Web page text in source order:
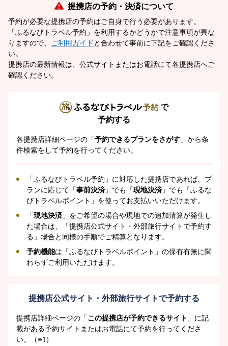
提携店の予約・決済について
予約が必要な提携店の予約はご自身で行う必要があります。
「ふるなびトラベル予約」を利用するかどうかで注意事項が異な
りますので、
ご利用ガイド と合わせて事前に下記をご確認くださ
い。
提携店の最新情報は、公式サイトまたはお電話にて各提携店へご
確認ください。
で
予約する
各提携店詳細ページの「予約できるプランをさがす 」から条
件検索をして予約を行ってください。
「ふるなびトラベル予約」に対応した提携店であれば、プ
ランに応じて「事前決済 」でも「現地決済 」でも「ふるな
びトラベルポイント」を使ってお支払いいただけます。
「現地決済 」をご希望の場合や現地での追加清算が発生し
た場合は、「提携店公式サイト・外部旅行サイトで予約す
る」場合と同様の手順でご精算となります。
予約機能は「ふるなびトラベルポイント」の保有有無に関
わらずご利用いただけます。
提携店公式サイト・外部旅行サイトで予約する
提携店詳細ページの「この提携店が予約できるサイト 」に記
載がある予約サイトまたはお電話にて予約を行ってくださ
い。（※1）